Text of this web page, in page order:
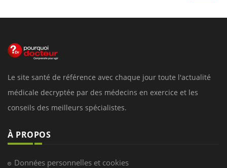
Le site santé de référence avec chaque jour toute l'actualité
médicale decryptée par des médecins en exercice et les
conseils des meilleurs spécialistes.
À PROPOS
Données personnelles et cookies